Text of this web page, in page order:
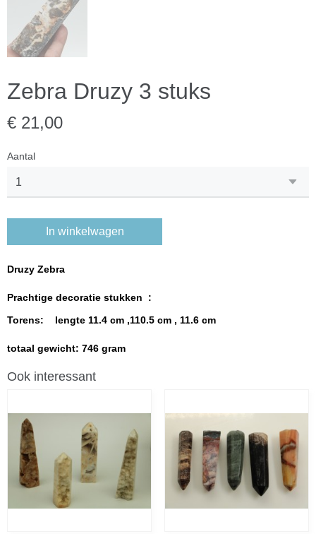
Zebra Druzy 3 stuks
€ 21,00
Aantal
In winkelwagen
Druzy Zebra
Prachtige decoratie stukken :
Torens: lengte 11.4 cm ,110.5 cm , 11.6 cm
totaal gewicht: 746 gram
Ook interessant